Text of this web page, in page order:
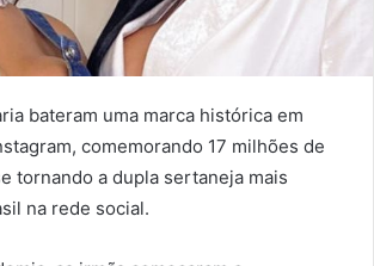
bateram uma marca histórica em
comemorando 17 milhões de
tornando a dupla sertaneja mais
na rede social.